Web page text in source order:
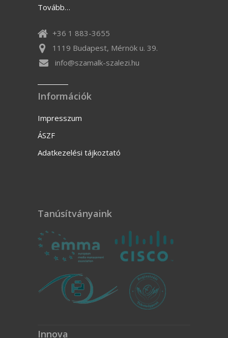
Tovább…
+36 1 883-3655
1119 Budapest, Mérnök u. 39.
info@szamalk-szalezi.hu
Információk
Impresszum
ÁSZF
Adatkezelési tájkoztató
Tanúsítványaink
Innova